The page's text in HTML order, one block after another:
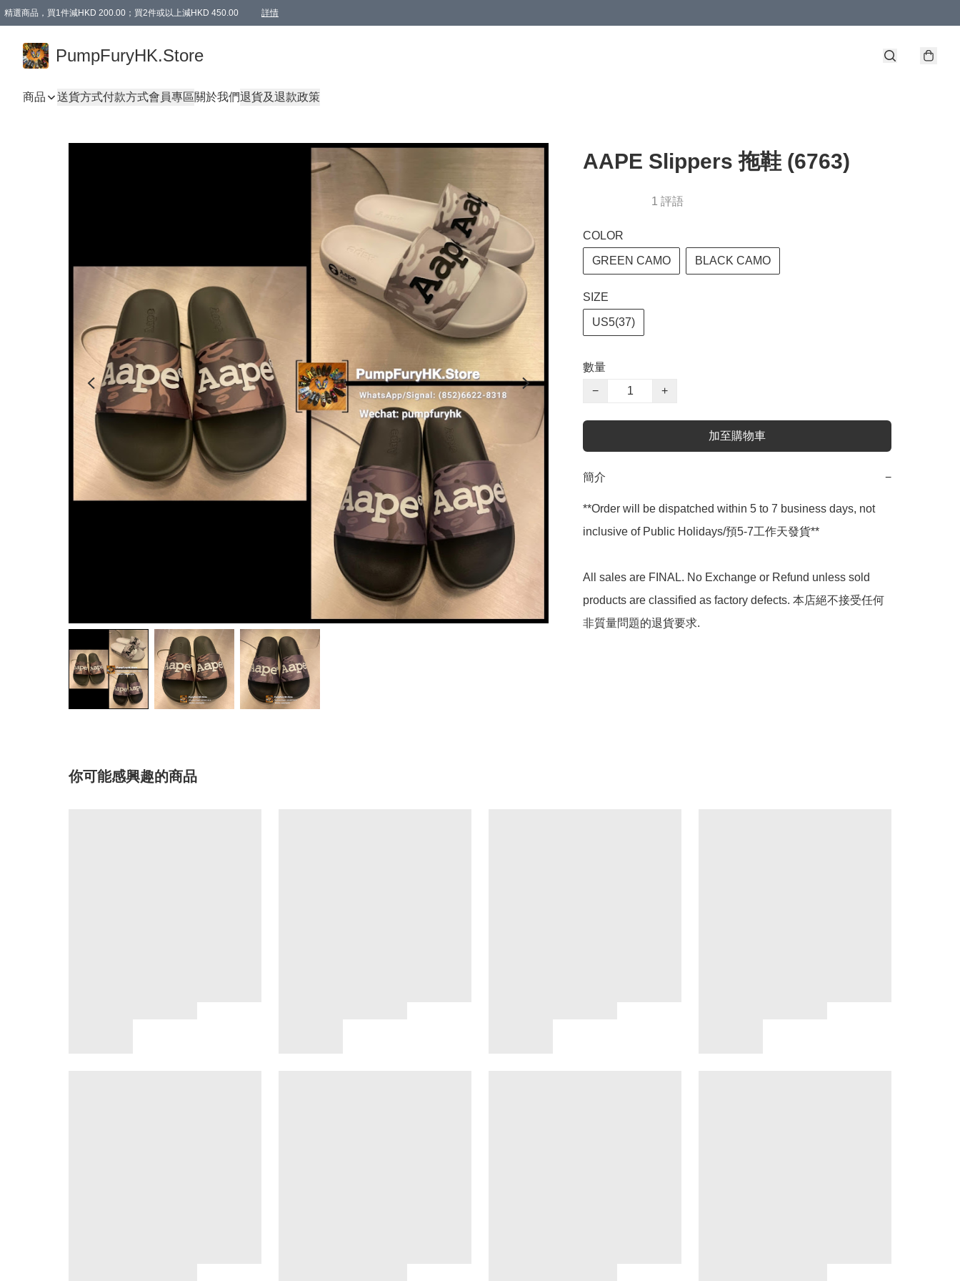
精選商品，買1件減HKD 200.00；買2件或以上減HKD 450.00 詳情
PumpFuryHK.Store
商品 送貨方式付款方式會員專區關於我們退貨及退款政策
AAPE Slippers 拖鞋 (6763)
1 評語
COLOR
GREEN CAMO BLACK CAMO
SIZE
US5(37)
數量
−
+
加至購物車
簡介 −
**Order will be dispatched within 5 to 7 business days, not
inclusive of Public Holidays/預5-7工作天發貨**
All sales are FINAL. No Exchange or Refund unless sold
products are classified as factory defects. 本店絕不接受任何
非質量問題的退貨要求.
你可能感興趣的商品